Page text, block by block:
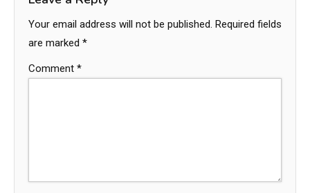
Your email address will not be published. Required fields
are marked *
Comment *